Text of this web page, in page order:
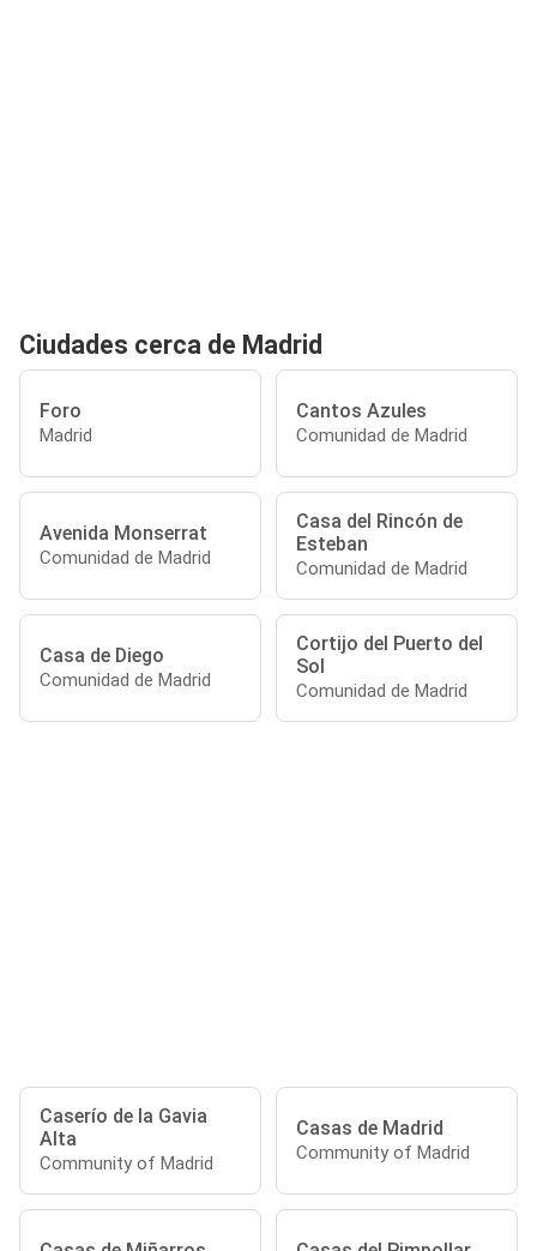
Ciudades cerca de Madrid
Foro
Madrid
Cantos Azules
Comunidad de Madrid
Avenida Monserrat
Comunidad de Madrid
Casa del Rincón de
Esteban
Comunidad de Madrid
Casa de Diego
Comunidad de Madrid
Cortijo del Puerto del
Sol
Comunidad de Madrid
Caserío de la Gavia
Alta
Community of Madrid
Casas de Madrid
Community of Madrid